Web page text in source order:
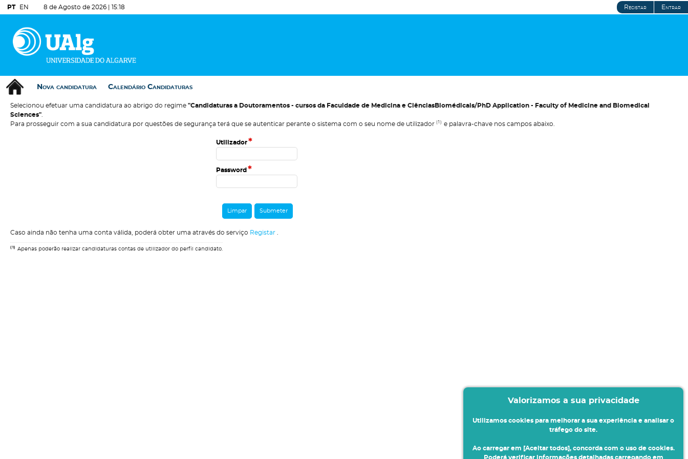
PT EN 8 de Agosto de 2026 | 15:18 Registar Entrar
Nova candidatura Calendário Candidaturas
Selecionou efetuar uma candidatura ao abrigo do regime "Candidaturas a Doutoramentos - cursos da Faculdade de Medicina e CiênciasBiomédicais/PhD Application - Faculty of Medicine and Biomedical
Sciences"
Para prosseguir com a sua candidatura por questões de segurança terá que se autenticar perante o sistema com o seu nome de utilizador (1) e palavra-chave nos campos abaixo.
Utilizador*
Password *
Caso ainda não tenha uma conta válida, poderá obter uma através do serviço Registar
(1) Apenas poderão realizar candidaturas contas de utilizador do perfil candidato.
Valorizamos a sua privacidade
Utilizamos cookies para melhorar a sua experiência e analisar o
tráfego do site.
Ao carregar em [Aceitar todos], concorda com o uso de cookies.
Poderá verificar informações detalhadas carregando em